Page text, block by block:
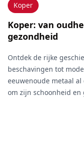
Koper
Koper: van
gezondheid
Ontdek de rijke
beschavingen tot
eeuwenoude metaal
om zijn schoonheid